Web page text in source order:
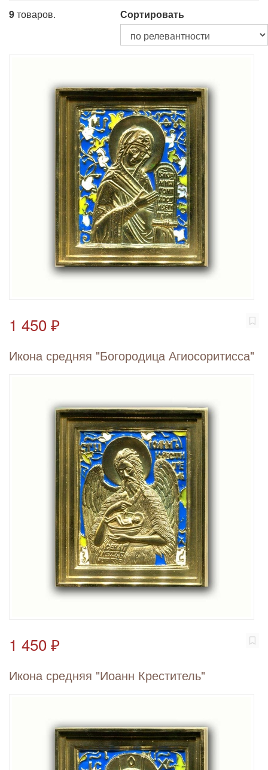
9товаров. Сортировать
1 450 ₽
Икона средняя "Богородица Агиосоритисса"
1 450 ₽
Икона средняя "Иоанн Креститель"